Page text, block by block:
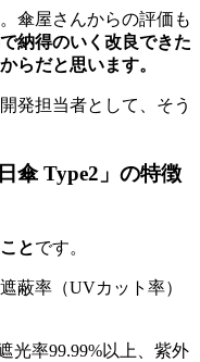
傘屋さんからの評価も
納得のいく改良できた
らだと思います。
開発担当者として、そう
傘 Type2」の特徴
とです。
蔽率（UVカット率）
光率99.99%以上、紫外